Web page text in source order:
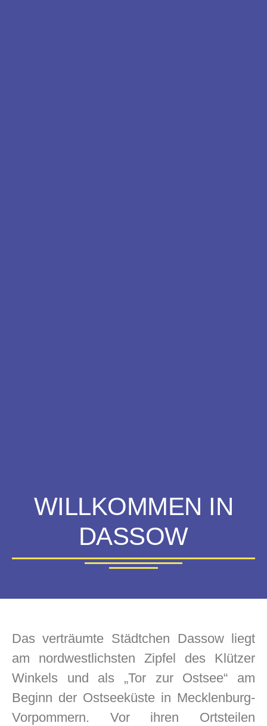
WILLKOMMEN IN
DASSOW
Das verträumte Städtchen Dassow liegt
am nordwestlichsten Zipfel des Klützer
Winkels und als „Tor zur Ostsee“ am
Beginn der Ostseeküste in Mecklenburg-
Vorpommern. Vor ihren Ortsteilen